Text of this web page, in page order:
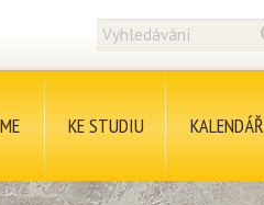
KE STUDIU KALENDÁŘ